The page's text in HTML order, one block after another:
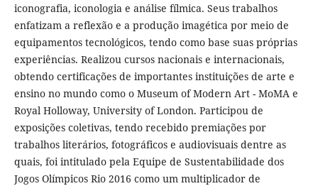
iconografia, iconologia e análise fí­lmica. Seus trabalhos
enfatizam a reflexão e a produção imagética por meio de
equipamentos tecnológicos, tendo como base suas próprias
experiências. Realizou cursos nacionais e internacionais,
obtendo certificações de importantes instituições de arte e
ensino no mundo como o Museum of Modern Art - MoMA e
Royal Holloway, University of London. Participou de
exposições coletivas, tendo recebido premiações por
trabalhos literários, fotográficos e audiovisuais dentre as
quais, foi intitulado pela Equipe de Sustentabilidade dos
Jogos Olí­mpicos Rio 2016 como um multiplicador de